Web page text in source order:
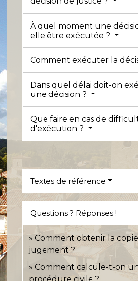
À quel moment une
elle être exécutée ?
Comment exécuter la
Dans quel délai doit-on
une décision ?
Que faire en cas de
d'exécution ?
Textes de référence
Questions ? Réponses !
Comment obtenir la
jugement ?
Comment calcule-t-on
procédure civile ?